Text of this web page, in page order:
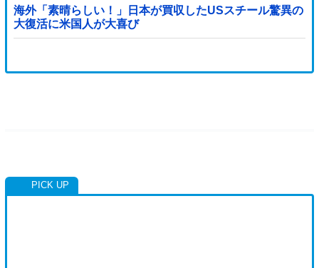
海外「素晴らしい！」日本が買収したUSスチール驚異の
大復活に米国人が大喜び